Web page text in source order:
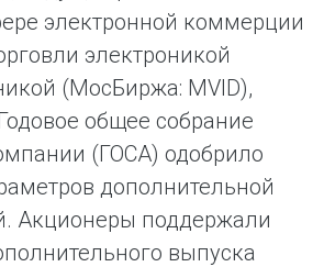
электронной коммерции
электроникой
(МосБиржа: MVID),
общее собрание
(ГОСА) одобрило
дополнительной
Акционеры поддержали
выпуска